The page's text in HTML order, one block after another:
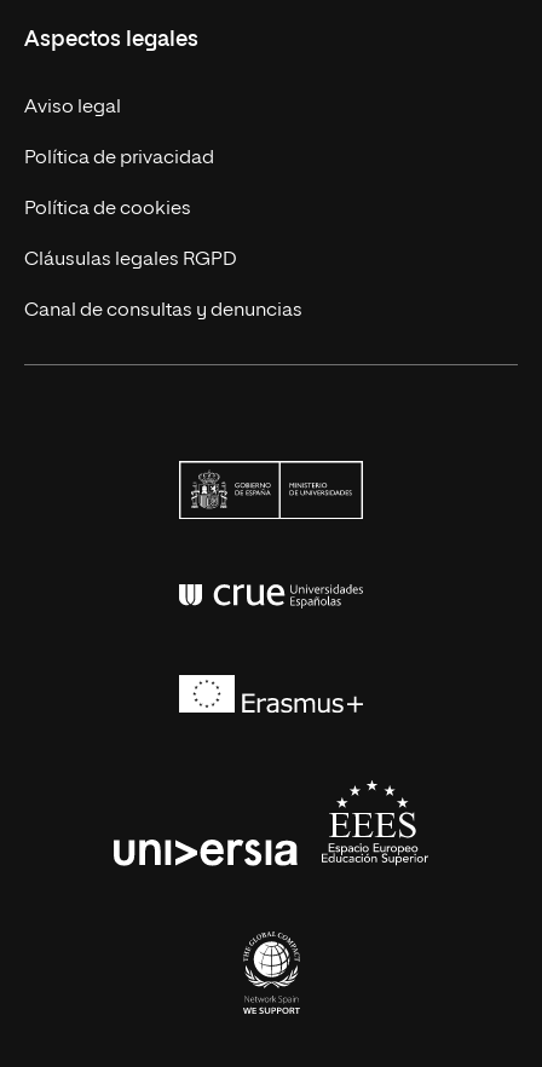
Trabaja en UNIR
Actualidad UNIR
Contáctanos
Aspectos legales
Aviso legal
Política de privacidad
Política de cookies
Cláusulas legales RGPD
Canal de consultas y denuncias